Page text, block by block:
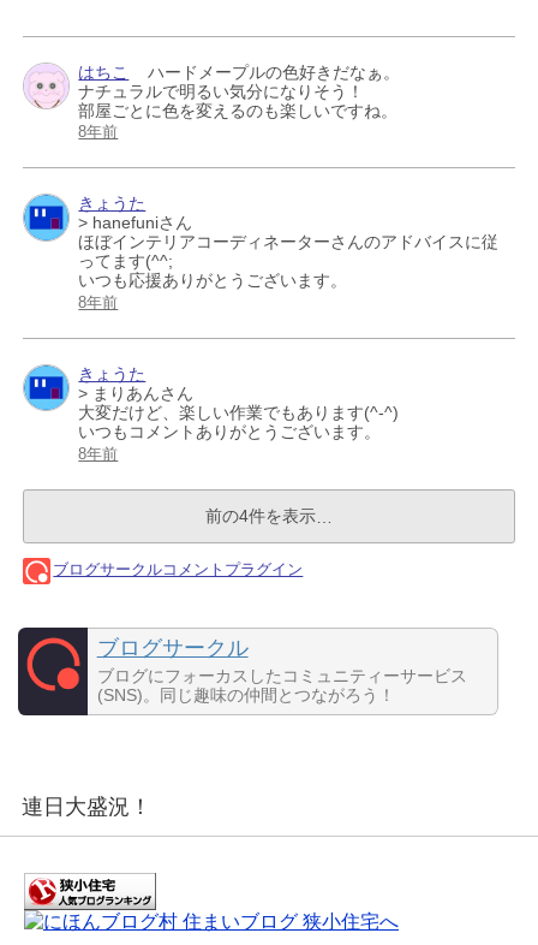
ブログサークル
ブログにフォーカスしたコミュニティーサービス
(SNS)。同じ趣味の仲間とつながろう！
連日大盛況！